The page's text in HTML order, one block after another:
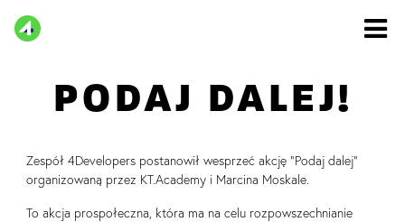
PODAJ DALEJ!
Zespół 4Developers postanowił wesprzeć akcję “Podaj dalej”
organizowaną przez KT.Academy i Marcina Moskale.
To akcja prospołeczna, która ma na celu rozpowszechnianie